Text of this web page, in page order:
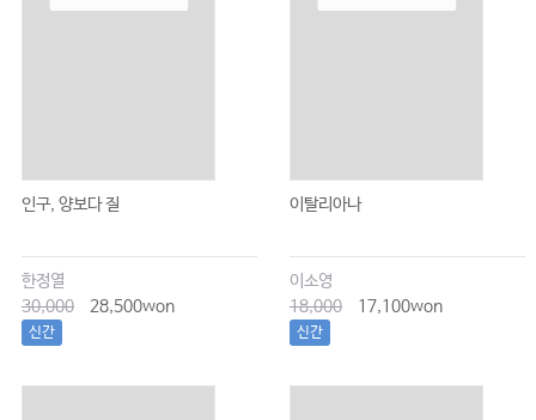
인구, 양보다 질
한정열
30,000
28,500won
신간
이탈리아나
이소영
18,000
17,100won
신간